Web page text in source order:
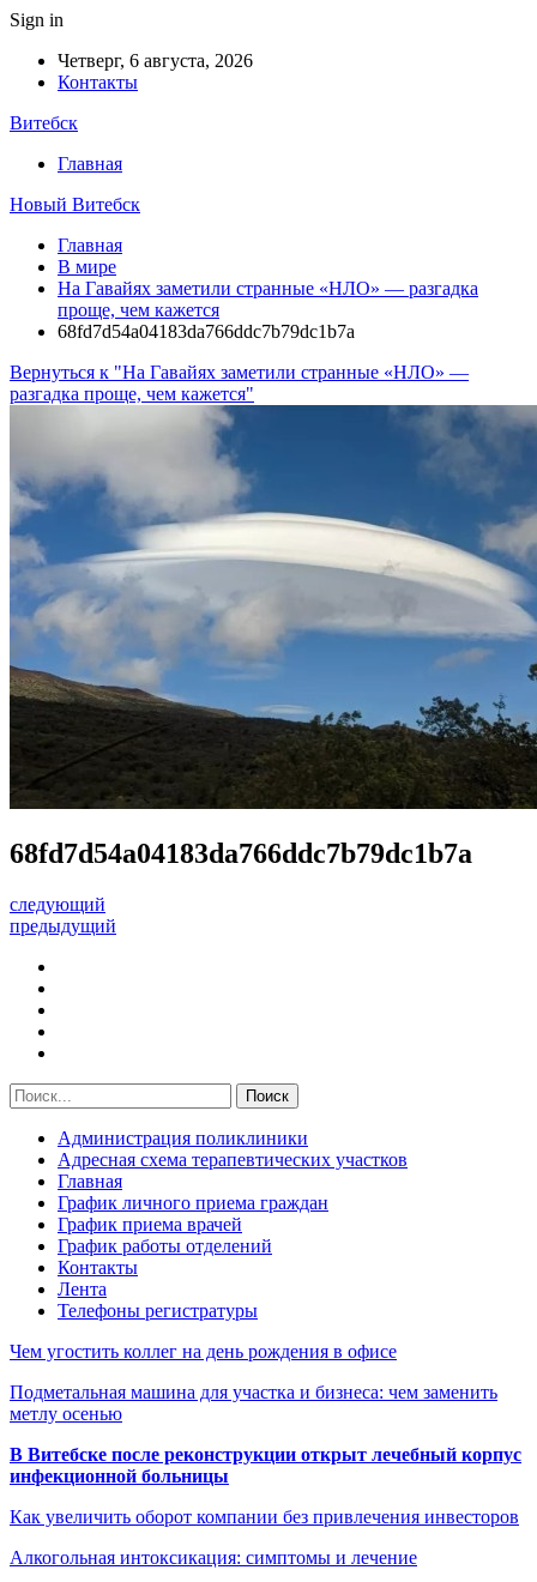
Sign in
Четверг, 6 августа, 2026
Контакты
Витебск
Главная
Новый Витебск
Главная
В мире
На Гавайях заметили странные «НЛО» — разгадка
проще, чем кажется
68fd7d54a04183da766ddc7b79dc1b7a
Вернуться к "На Гавайях заметили странные «НЛО» —
разгадка проще, чем кажется"
68fd7d54a04183da766ddc7b79dc1b7a
следующий
предыдущий
Администрация поликлиники
Адресная схема терапевтических участков
Главная
График личного приема граждан
График приема врачей
График работы отделений
Контакты
Лента
Телефоны регистратуры
Чем угостить коллег на день рождения в офисе
Подметальная машина для участка и бизнеса: чем заменить
метлу осенью
В Витебске после реконструкции открыт лечебный корпус
инфекционной больницы
Как увеличить оборот компании без привлечения инвесторов
Алкогольная интоксикация: симптомы и лечение